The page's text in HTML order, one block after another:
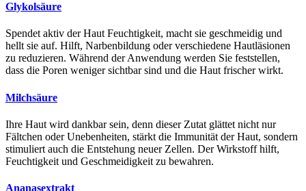
Glykolsäure
Spendet aktiv der Haut Feuchtigkeit, macht sie geschmeidig und
hellt sie auf. Hilft, Narbenbildung oder verschiedene Hautläsionen
zu reduzieren. Während der Anwendung werden Sie feststellen,
dass die Poren weniger sichtbar sind und die Haut frischer wirkt.
Milchsäure
Ihre Haut wird dankbar sein, denn dieser Zutat glättet nicht nur
Fältchen oder Unebenheiten, stärkt die Immunität der Haut, sondern
stimuliert auch die Entstehung neuer Zellen. Der Wirkstoff hilft,
Feuchtigkeit und Geschmeidigkeit zu bewahren.
Ananasextrakt